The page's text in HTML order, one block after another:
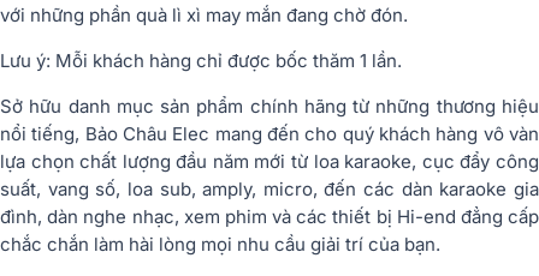
với những phần quà lì xì may mắn đang chờ đón.
Lưu ý: Mỗi khách hàng chỉ được bốc thăm 1 lần.
Sở hữu danh mục sản phẩm chính hãng từ những thương hiệu
nổi tiếng, Bảo Châu Elec mang đến cho quý khách hàng vô vàn
lựa chọn chất lượng đầu năm mới từ loa karaoke, cục đẩy công
suất, vang số, loa sub, amply, micro, đến các dàn karaoke gia
đình, dàn nghe nhạc, xem phim và các thiết bị Hi-end đẳng cấp
chắc chắn làm hài lòng mọi nhu cầu giải trí của bạn.